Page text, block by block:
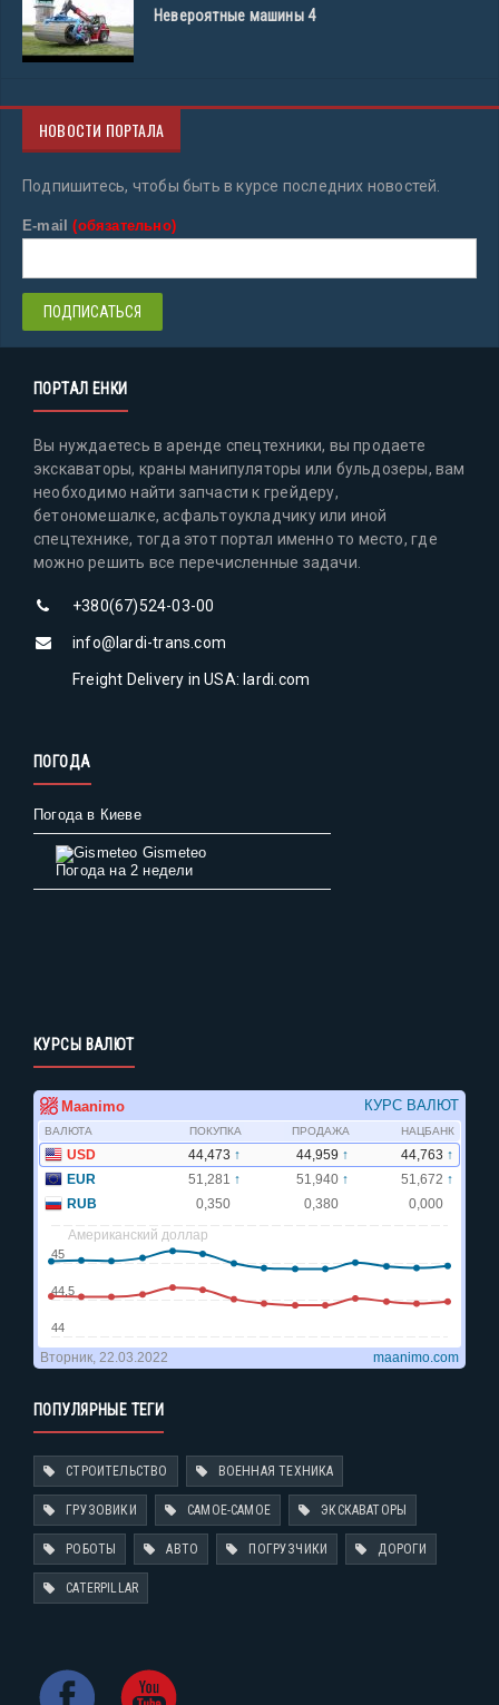
Невероятные машины 4
НОВОСТИ ПОРТАЛА
Подпишитесь, чтобы быть в курсе последних новостей.
E-mail(обязательно)
ПОРТАЛ ЕНКИ
Вы нуждаетесь в аренде спецтехники, вы продаете
экскаваторы, краны манипуляторы или бульдозеры, вам
необходимо найти запчасти к грейдеру,
бетономешалке, асфальтоукладчику или иной
спецтехнике, тогда этот портал именно то место, где
можно решить все перечисленные задачи.
+380(67)524-03-00
info@lardi-trans.com
Freight Delivery in USA: lardi.com
ПОГОДА
Погода в Киеве
Gismeteo
Погода на 2 недели
КУРСЫ ВАЛЮТ
ПОПУЛЯРНЫЕ ТЕГИ
СТРОИТЕЛЬСТВО ВОЕННАЯ ТЕХНИКА
ГРУЗОВИКИ САМОЕ-САМОЕ ЭКСКАВАТОРЫ
РОБОТЫ АВТО ПОГРУЗЧИКИ ДОРОГИ
CATERPILLAR